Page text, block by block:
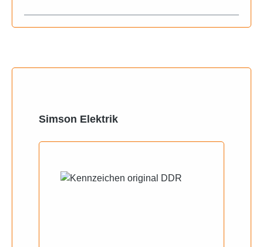
Produktgalerie überspringen
Simson Elektrik